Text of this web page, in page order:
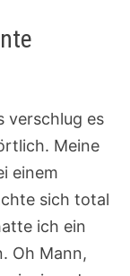
verschlug es
Meine
einem
sich total
ich ein
Oh Mann,